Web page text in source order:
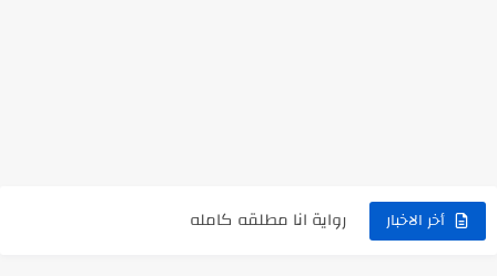
أخر الاخبار
رواية رجعت من السفر فجأه كامله